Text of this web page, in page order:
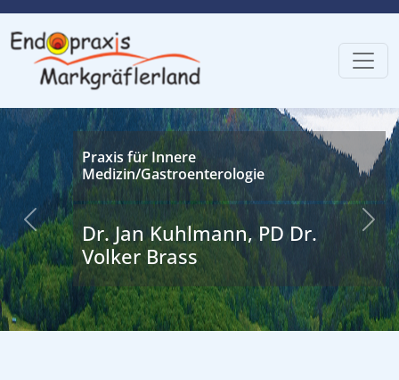
Praxis für Innere
Medizin/Gastroenterologie
Dr. Jan Kuhlmann, PD Dr.
Volker Brass
Previous Next